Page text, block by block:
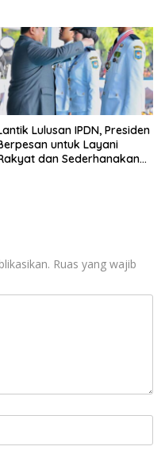
Lulusan IPDN, Presiden
untuk Layani
dan Sederhanakan
Ruas yang wajib